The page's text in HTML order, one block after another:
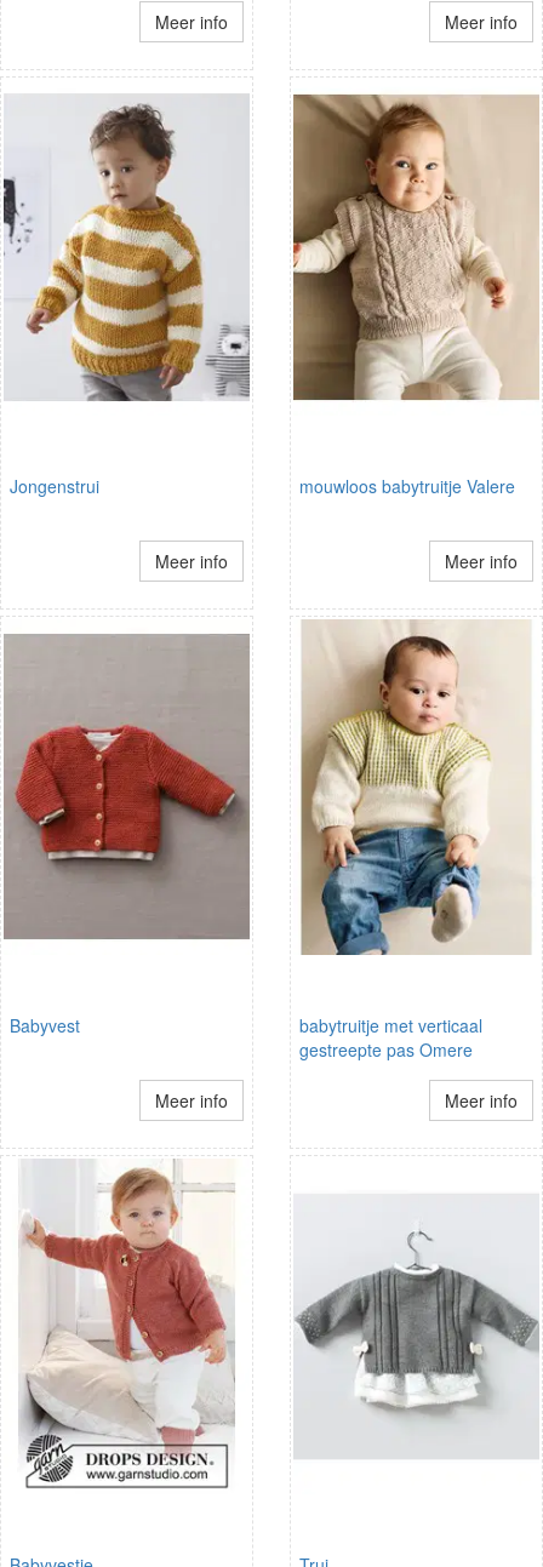
Meer info Meer info
Jongenstrui
Meer info
mouwloos babytruitje Valere
Meer info
Babyvest
Meer info
babytruitje met verticaal
gestreepte pas Omere
Meer info